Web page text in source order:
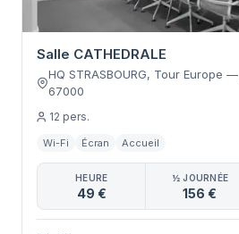
Salle CATHEDRALE
HQ STRASBOURG, Tour Europe —
67000
12 pers.
Wi-Fi Écran Accueil
HEURE
49 €
½ JOURNÉE
156 €